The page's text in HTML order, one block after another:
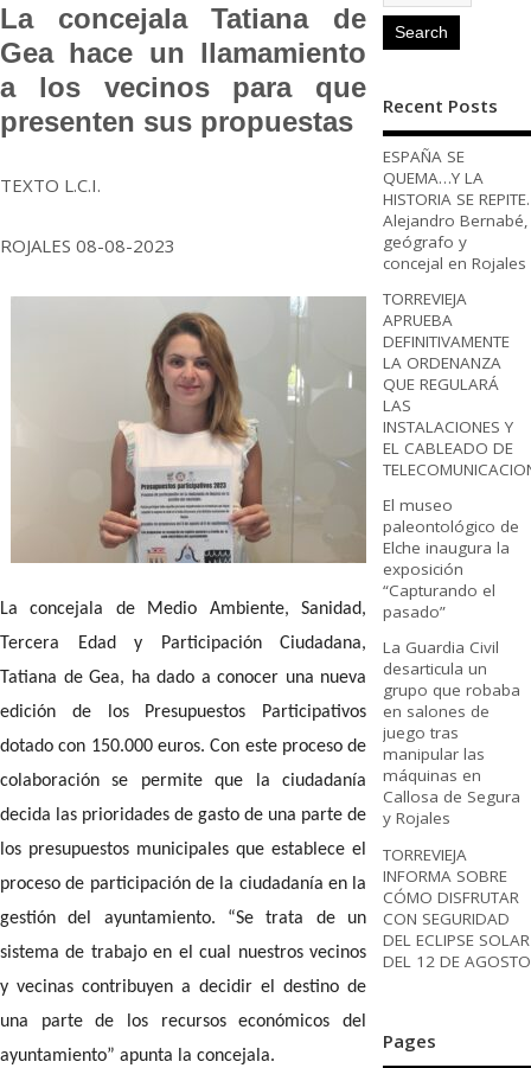
La concejala Tatiana de
Gea hace un llamamiento
a los vecinos para que
presenten sus propuestas
TEXTO L.C.I.
ROJALES 08-08-2023
La concejala de Medio Ambiente, Sanidad,
Tercera Edad y Participación Ciudadana,
Tatiana de Gea, ha dado a conocer una nueva
edición de los Presupuestos Participativos
dotado con 150.000 euros. Con este proceso de
colaboración se permite que la ciudadanía
decida las prioridades de gasto de una parte de
los presupuestos municipales que establece el
proceso de participación de la ciudadanía en la
gestión del ayuntamiento. “Se trata de un
sistema de trabajo en el cual nuestros vecinos
y vecinas contribuyen a decidir el destino de
una parte de los recursos económicos del
ayuntamiento” apunta la concejala.
Recent Posts
ESPAÑA SE
QUEMA…Y LA
HISTORIA SE REPITE.
Alejandro Bernabé,
geógrafo y
concejal en Rojales
TORREVIEJA
APRUEBA
DEFINITIVAMENTE
LA ORDENANZA
QUE REGULARÁ
LAS
INSTALACIONES Y
EL CABLEADO DE
El museo
paleontológico de
Elche inaugura la
exposición
“Capturando el
pasado”
La Guardia Civil
desarticula un
grupo que robaba
en salones de
juego tras
manipular las
máquinas en
Callosa de Segura
y Rojales
TORREVIEJA
INFORMA SOBRE
CÓMO DISFRUTAR
CON SEGURIDAD
DEL ECLIPSE SOLAR
DEL 12 DE AGOSTO
Pages